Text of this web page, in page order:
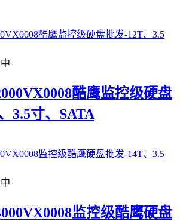
酷鹰监控级硬盘
3.5寸、SATA
监控级酷鹰硬盘